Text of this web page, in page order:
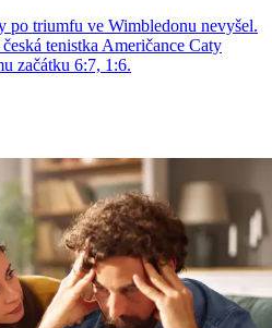
po triumfu ve Wimbledonu nevyšel.
tenistka Američance Caty
začátku 6:7, 1:6.